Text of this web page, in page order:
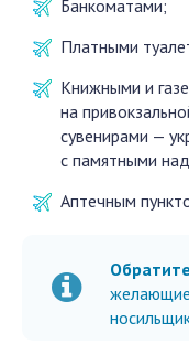
Банкоматами;
Платными
Книжными и
на
сувенирами —
с памятными
Аптечным
желающие